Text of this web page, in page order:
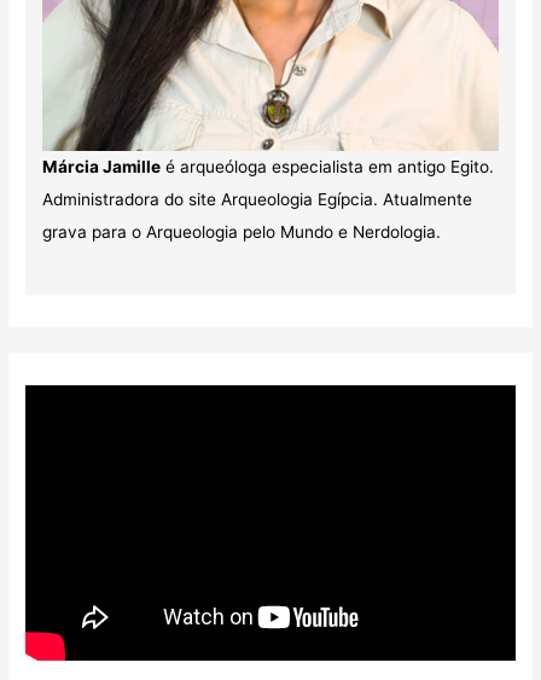
Márcia Jamilleé arqueóloga especialista em antigo Egito.
Administradora do site Arqueologia Egípcia. Atualmente
grava para o Arqueologia pelo Mundo e Nerdologia.